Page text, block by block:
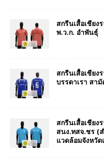
สกรีนเสื้อเชียง
พ.ว.ก. อำพันธุ์
สกรีนเสื้อเชียง
บรรดาเรา สา
สกรีนเสื้อเชียง
สนง.ทสจ.ชร (
แวดล้อมจังหวัด